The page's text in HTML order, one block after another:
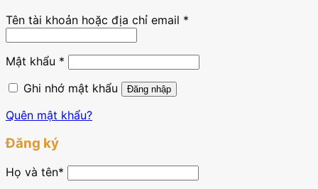
Tên tài khoản hoặc địa chỉ email *
Mật khẩu *
Ghi nhớ mật khẩu
Đăng nhập
Quên mật khẩu?
Đăng ký
Họ và tên*